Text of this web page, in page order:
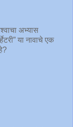
अभ्यास
या नावाचे एक